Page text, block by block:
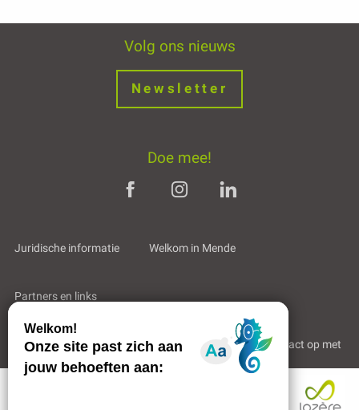
Volg ons nieuws
Newsletter
Doe mee!
Juridische informatie Welkom in Mende
Partners en links
Professioneel gebied Wie zijn wij? Neem contact op met